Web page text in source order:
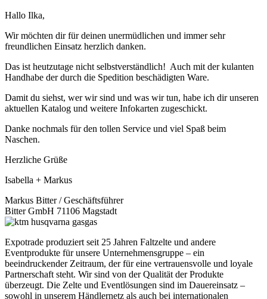
Hallo Ilka,
Wir möchten dir für deinen unermüdlichen und immer sehr
freundlichen Einsatz herzlich danken.
Das ist heutzutage nicht selbstverständlich! Auch mit der kulanten
Handhabe der durch die Spedition beschädigten Ware.
Damit du siehst, wer wir sind und was wir tun, habe ich dir unseren
aktuellen Katalog und weitere Infokarten zugeschickt.
Danke nochmals für den tollen Service und viel Spaß beim
Naschen.
Herzliche Grüße
Isabella + Markus
Markus Bitter / Geschäftsführer
Bitter GmbH 71106 Magstadt
Expotrade produziert seit 25 Jahren Faltzelte und andere
Eventprodukte für unsere Unternehmensgruppe – ein
beeindruckender Zeitraum, der für eine vertrauensvolle und loyale
Partnerschaft steht. Wir sind von der Qualität der Produkte
überzeugt. Die Zelte und Eventlösungen sind im Dauereinsatz –
sowohl in unserem Händlernetz als auch bei internationalen